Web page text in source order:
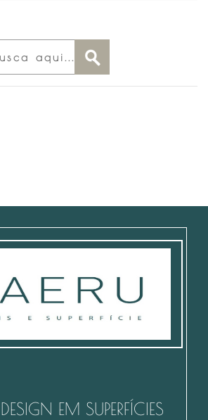
EM SUPERFÍCIES